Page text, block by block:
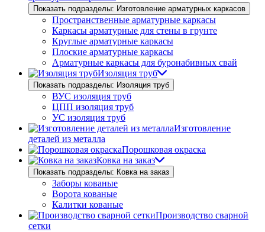
Показать подразделы: Изготовление арматурных каркасов
Пространственные арматурные каркасы
Каркасы арматурные для стены в грунте
Круглые арматурные каркасы
Плоские арматурные каркасы
Арматурные каркасы для буронабивных свай
Изоляция труб
Показать подразделы: Изоляция труб
ВУС изоляция труб
ЦПП изоляция труб
УС изоляция труб
Изготовление
деталей из металла
Порошковая окраска
Ковка на заказ
Показать подразделы: Ковка на заказ
Заборы кованые
Ворота кованые
Калитки кованые
Производство сварной
сетки